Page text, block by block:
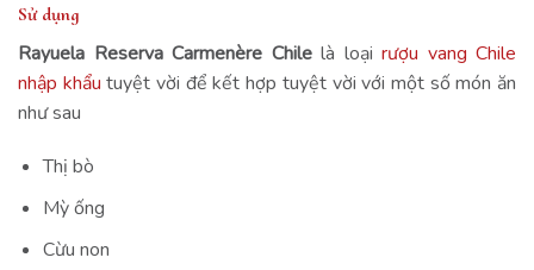
Sử dụng
Rayuela Reserva Carmenère Chilelà loại rượu vang Chile
nhập khẩu tuyệt vời để kết hợp tuyệt vời với một số món ăn
như sau
Thị bò
Mỳ ống
Cừu non